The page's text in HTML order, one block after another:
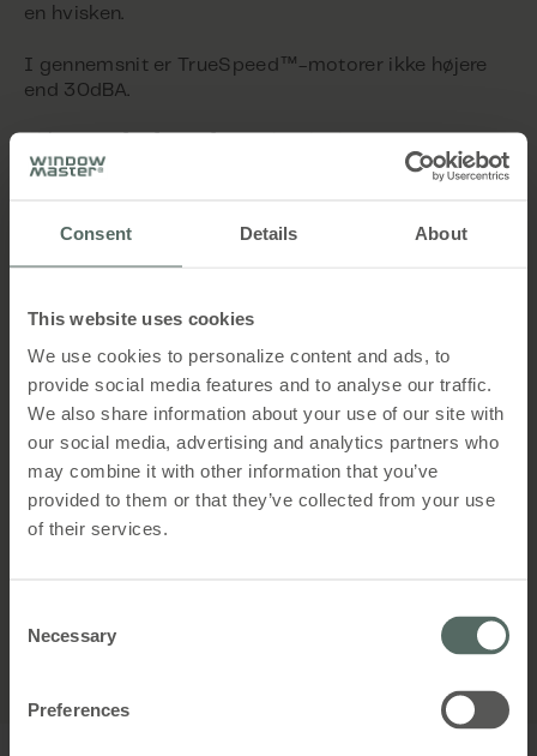
Consent Details About
This website uses cookies
We use cookies to personalize content and ads, to
provide social media features and to analyse our traffic.
We also share information about your use of our site with
our social media, advertising and analytics partners who
may combine it with other information that you’ve
provided to them or that they’ve collected from your use
of their services.
Selection
Necessary
Preferences
en hvisken.
I gennemsnit er TrueSpeed ™ -motorer ikke højere
end 30dBA.